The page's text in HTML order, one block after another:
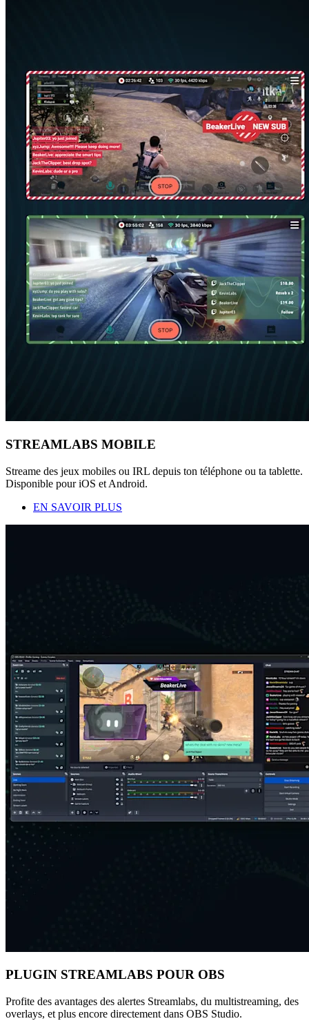
STREAMLABS MOBILE
Streame des jeux mobiles ou IRL depuis ton téléphone ou ta tablette.
Disponible pour iOS et Android.
EN SAVOIR PLUS
PLUGIN STREAMLABS POUR OBS
Profite des avantages des alertes Streamlabs, du multistreaming, des
overlays, et plus encore directement dans OBS Studio.